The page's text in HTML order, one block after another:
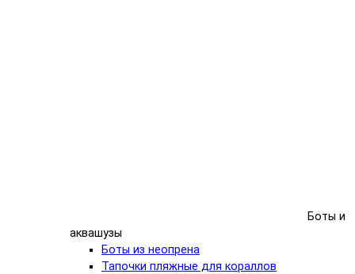
Боты и
аквашузы
Боты из неопрена
Тапочки пляжные для кораллов